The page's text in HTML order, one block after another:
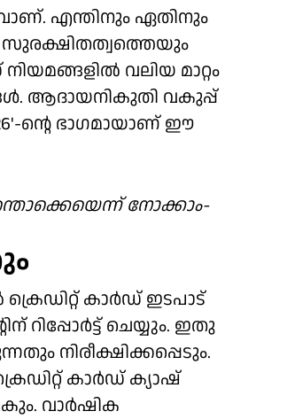
എന്തിനും ഏതിനും
സുരക്ഷിതത്വത്തെയും
വലിയ മാറ്റം
ആദായനികുതി വകുപ്പ്
ന്റെ ഭാഗമായാണ് ഈ
നോക്കാം-
കാര്‍ഡ് ഇടപാട്
റിപ്പോര്‍ട്ട് ചെയ്യും. ഇതു
നിരീക്ഷിക്കപ്പെടും.
കാര്‍ഡ് ക്യാഷ്
വാര്‍ഷിക